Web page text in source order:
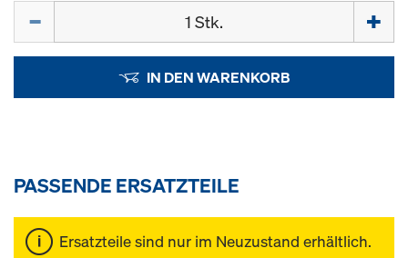
IN DEN WARENKORB
PASSENDE ERSATZTEILE
Ersatzteile sind nur im Neuzustand erhältlich.